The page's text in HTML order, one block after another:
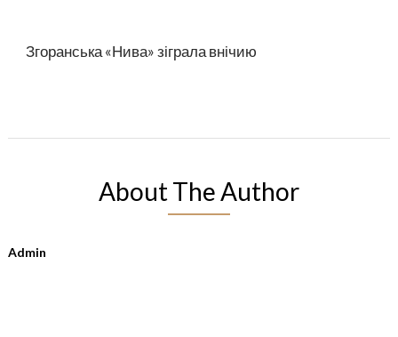
Згоранська «Нива» зіграла внічию
About The Author
Admin